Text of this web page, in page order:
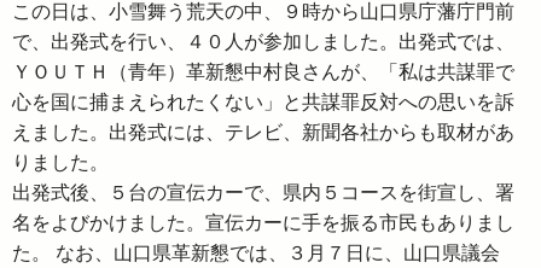
この日は、小雪舞う荒天の中、９時から山口県庁藩庁門前
で、出発式を行い、４０人が参加しました。出発式では、
ＹＯＵＴＨ（青年）革新懇中村良さんが、「私は共謀罪で
心を国に捕まえられたくない」と共謀罪反対への思いを訴
えました。出発式には、テレビ、新聞各社からも取材があ
りました。
出発式後、５台の宣伝カーで、県内５コースを街宣し、署
名をよびかけました。宣伝カーに手を振る市民もありまし
た。 なお、山口県革新懇では、３月７日に、山口県議会